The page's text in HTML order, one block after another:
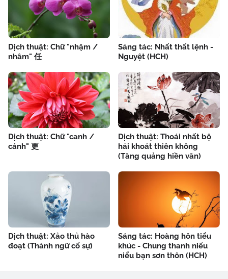
Dịch thuật: Chữ "nhậm /
nhâm" 任
Sáng tác: Nhất thất lệnh -
Nguyệt (HCH)
Dịch thuật: Chữ "canh /
cánh" 更
Dịch thuật: Thoái nhất bộ
hải khoát thiên không
(Tăng quảng hiền văn)
Dịch thuật: Xảo thủ hào
đoạt (Thành ngữ cố sự)
Sáng tác: Hoàng hôn tiểu
khúc - Chung thanh niểu
niểu bạn sơn thôn (HCH)